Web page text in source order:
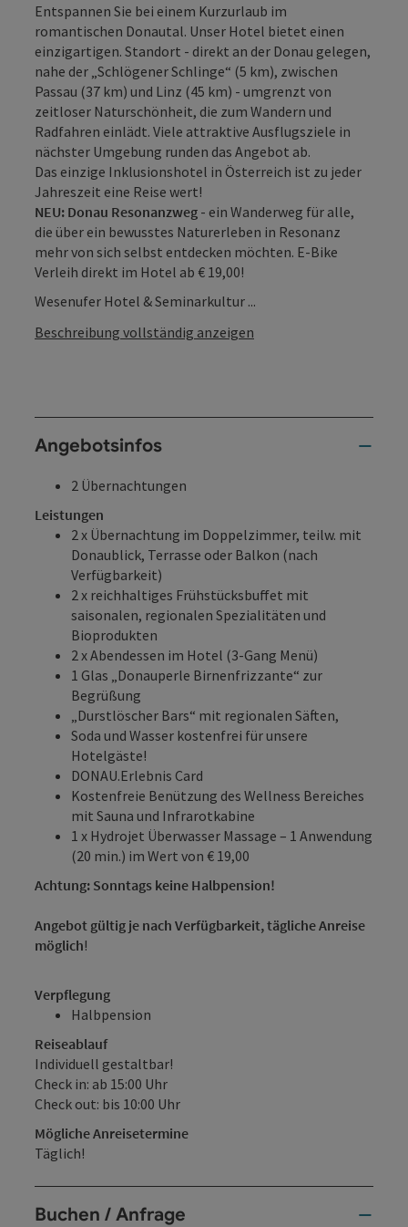
Entspannen Sie bei einem Kurzurlaub im
romantischen Donautal. Unser Hotel bietet einen
einzigartigen. Standort - direkt an der Donau gelegen,
nahe der „Schlögener Schlinge“ (5 km), zwischen
Passau (37 km) und Linz (45 km) - umgrenzt von
zeitloser Naturschönheit, die zum Wandern und
Radfahren einlädt. Viele attraktive Ausflugsziele in
nächster Umgebung runden das Angebot ab.
Das einzige Inklusionshotel in Österreich ist zu jeder
Jahreszeit eine Reise wert!
NEU: Donau Resonanzweg - ein Wanderweg für alle,
die über ein bewusstes Naturerleben in Resonanz
mehr von sich selbst entdecken möchten. E-Bike
Verleih direkt im Hotel ab € 19,00!
Wesenufer Hotel & Seminarkultur ...
Beschreibung vollständig anzeigen
Angebotsinfos
2 Übernachtungen
Leistungen
2 x Übernachtung im Doppelzimmer, teilw. mit
Donaublick, Terrasse oder Balkon (nach
Verfügbarkeit)
2 x reichhaltiges Frühstücksbuffet mit
saisonalen, regionalen Spezialitäten und
Bioprodukten
2 x Abendessen im Hotel (3-Gang Menü)
1 Glas „Donauperle Birnenfrizzante“ zur
Begrüßung
„Durstlöscher Bars“ mit regionalen Säften,
Soda und Wasser kostenfrei für unsere
Hotelgäste!
DONAU.Erlebnis Card
Kostenfreie Benützung des Wellness Bereiches
mit Sauna und Infrarotkabine
1 x Hydrojet Überwasser Massage – 1 Anwendung
(20 min.) im Wert von € 19,00
Achtung: Sonntags keine Halbpension!
Angebot gültig je nach Verfügbarkeit, tägliche Anreise
möglich!
Verpflegung
Halbpension
Reiseablauf
Individuell gestaltbar!
Check in: ab 15:00 Uhr
Check out: bis 10:00 Uhr
Mögliche Anreisetermine
Täglich!
Buchen / Anfrage